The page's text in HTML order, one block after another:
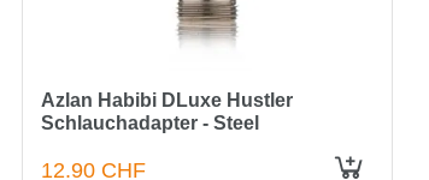
Azlan Habibi DLuxe Hustler
Schlauchadapter - Steel
12.90 CHF